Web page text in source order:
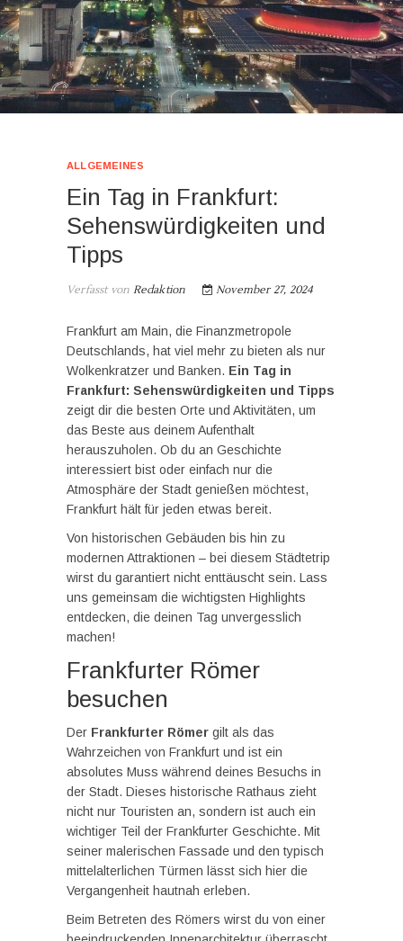
ALLGEMEINES
Ein Tag in Frankfurt:
Sehenswürdigkeiten und
Tipps
Verfasst von Redaktion November 27, 2024
Frankfurt am Main, die Finanzmetropole
Deutschlands, hat viel mehr zu bieten als nur
Wolkenkratzer und Banken. Ein Tag in
Frankfurt: Sehenswürdigkeiten und Tipps
zeigt dir die besten Orte und Aktivitäten, um
das Beste aus deinem Aufenthalt
herauszuholen. Ob du an Geschichte
interessiert bist oder einfach nur die
Atmosphäre der Stadt genießen möchtest,
Frankfurt hält für jeden etwas bereit.
Von historischen Gebäuden bis hin zu
modernen Attraktionen – bei diesem Städtetrip
wirst du garantiert nicht enttäuscht sein. Lass
uns gemeinsam die wichtigsten Highlights
entdecken, die deinen Tag unvergesslich
machen!
Frankfurter Römer
besuchen
Der Frankfurter Römer gilt als das
Wahrzeichen von Frankfurt und ist ein
absolutes Muss während deines Besuchs in
der Stadt. Dieses historische Rathaus zieht
nicht nur Touristen an, sondern ist auch ein
wichtiger Teil der Frankfurter Geschichte. Mit
seiner malerischen Fassade und den typisch
mittelalterlichen Türmen lässt sich hier die
Vergangenheit hautnah erleben.
Beim Betreten des Römers wirst du von einer